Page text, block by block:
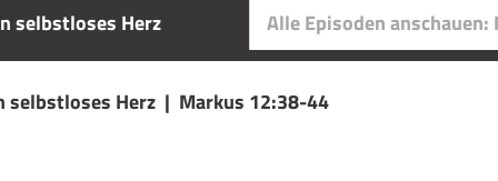
selbstloses Herz Alle Episoden anschauen:
selbstloses Herz | Markus 12:38-44